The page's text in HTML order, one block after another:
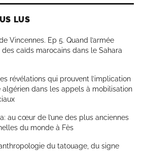
LUS
Vincennes. Ep 5. Quand l’armée
caïds marocains dans le Sahara
révélations qui prouvent l’implication
dans les appels à mobilisation
au cœur de l’une des plus anciennes
du monde à Fès
du tatouage, du signe